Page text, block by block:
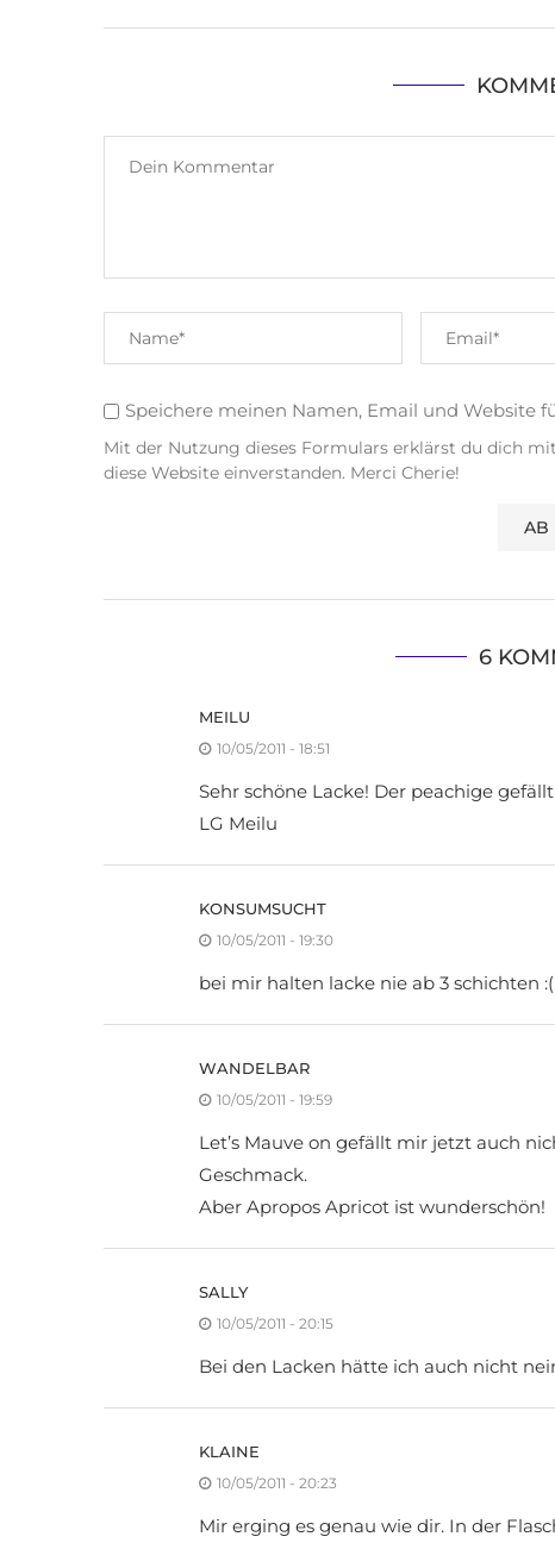
Speichere meinen Namen, Email und Website
Mit der Nutzung dieses Formulars erklärst du dich
diese Website einverstanden. Merci Cherie!
6
MEILU
10/05/2011 - 18:51
Sehr schöne Lacke! Der peachige
LG Meilu
KONSUMSUCHT
10/05/2011 - 19:30
bei mir halten lacke nie ab 3 schichten
WANDELBAR
10/05/2011 - 19:59
Let’s Mauve on gefällt mir jetzt auch
Geschmack.
Aber Apropos Apricot ist wunderschön!
SALLY
10/05/2011 - 20:15
Bei den Lacken hätte ich auch nicht
KLAINE
10/05/2011 - 20:23
Mir erging es genau wie dir. In der